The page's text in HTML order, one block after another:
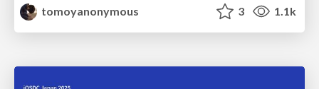
tomoyanonymous
3 1.1k